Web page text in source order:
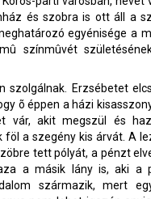
és szobra is ott áll a
egyénisége a
színmûvét
szolgálnak. Erzsébetet
õ éppen a házi
vár, akit megszül és
föl a szegény kis árvát. A
tett pólyát, a pénzt
a másik lány is, aki a
származik, mert